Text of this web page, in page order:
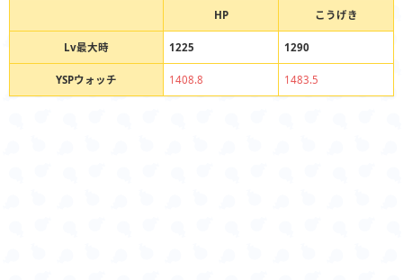
HP こうげき
Lv最大時 1225 1290
YSPウォッチ 1408.8 1483.5